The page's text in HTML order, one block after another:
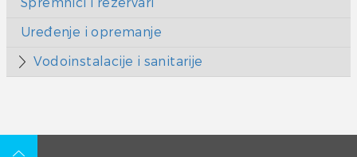
Uređenje i opremanje
Vodoinstalacije i sanitarije